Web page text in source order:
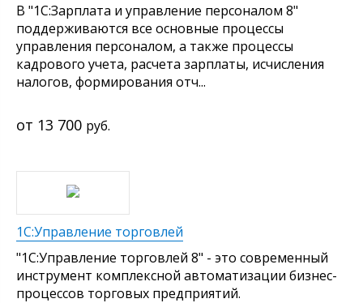
В "1С:Зарплата и управление персоналом 8"
поддерживаются все основные процессы
управления персоналом, а также процессы
кадрового учета, расчета зарплаты, исчисления
налогов, формирования отч...
13 700 руб.
1С:Управление торговлей
"1С:Управление торговлей 8" - это современный
инструмент комплексной автоматизации бизнес-
процессов торговых предприятий.